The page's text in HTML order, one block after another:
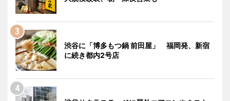
渋谷に「博多もつ鍋 前田屋」 福岡発、新宿
に続き都内2号店